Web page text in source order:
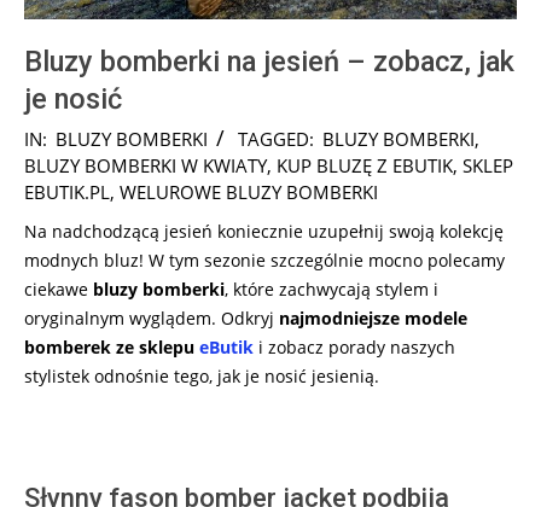
Bluzy bomberki na jesień – zobacz, jak
je nosić
2025-
09-
26
IN: BLUZY BOMBERKI TAGGED: BLUZY BOMBERKI,
BLUZY BOMBERKI W KWIATY, KUP BLUZĘ Z EBUTIK, SKLEP
EBUTIK.PL, WELUROWE BLUZY BOMBERKI
Na nadchodzącą jesień koniecznie uzupełnij swoją kolekcję
modnych bluz! W tym sezonie szczególnie mocno polecamy
ciekawe bluzy bomberki, które zachwycają stylem i
oryginalnym wyglądem. Odkryj najmodniejsze modele
bomberek ze sklepu eButik i zobacz porady naszych
stylistek odnośnie tego, jak je nosić jesienią.
Słynny fason bomber jacket podbija